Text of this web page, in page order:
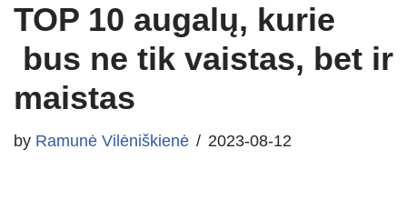
TOP 10 augalų, kurie
bus ne tik vaistas, bet ir
maistas
by Ramunė Vilėniškienė 2023-08-12